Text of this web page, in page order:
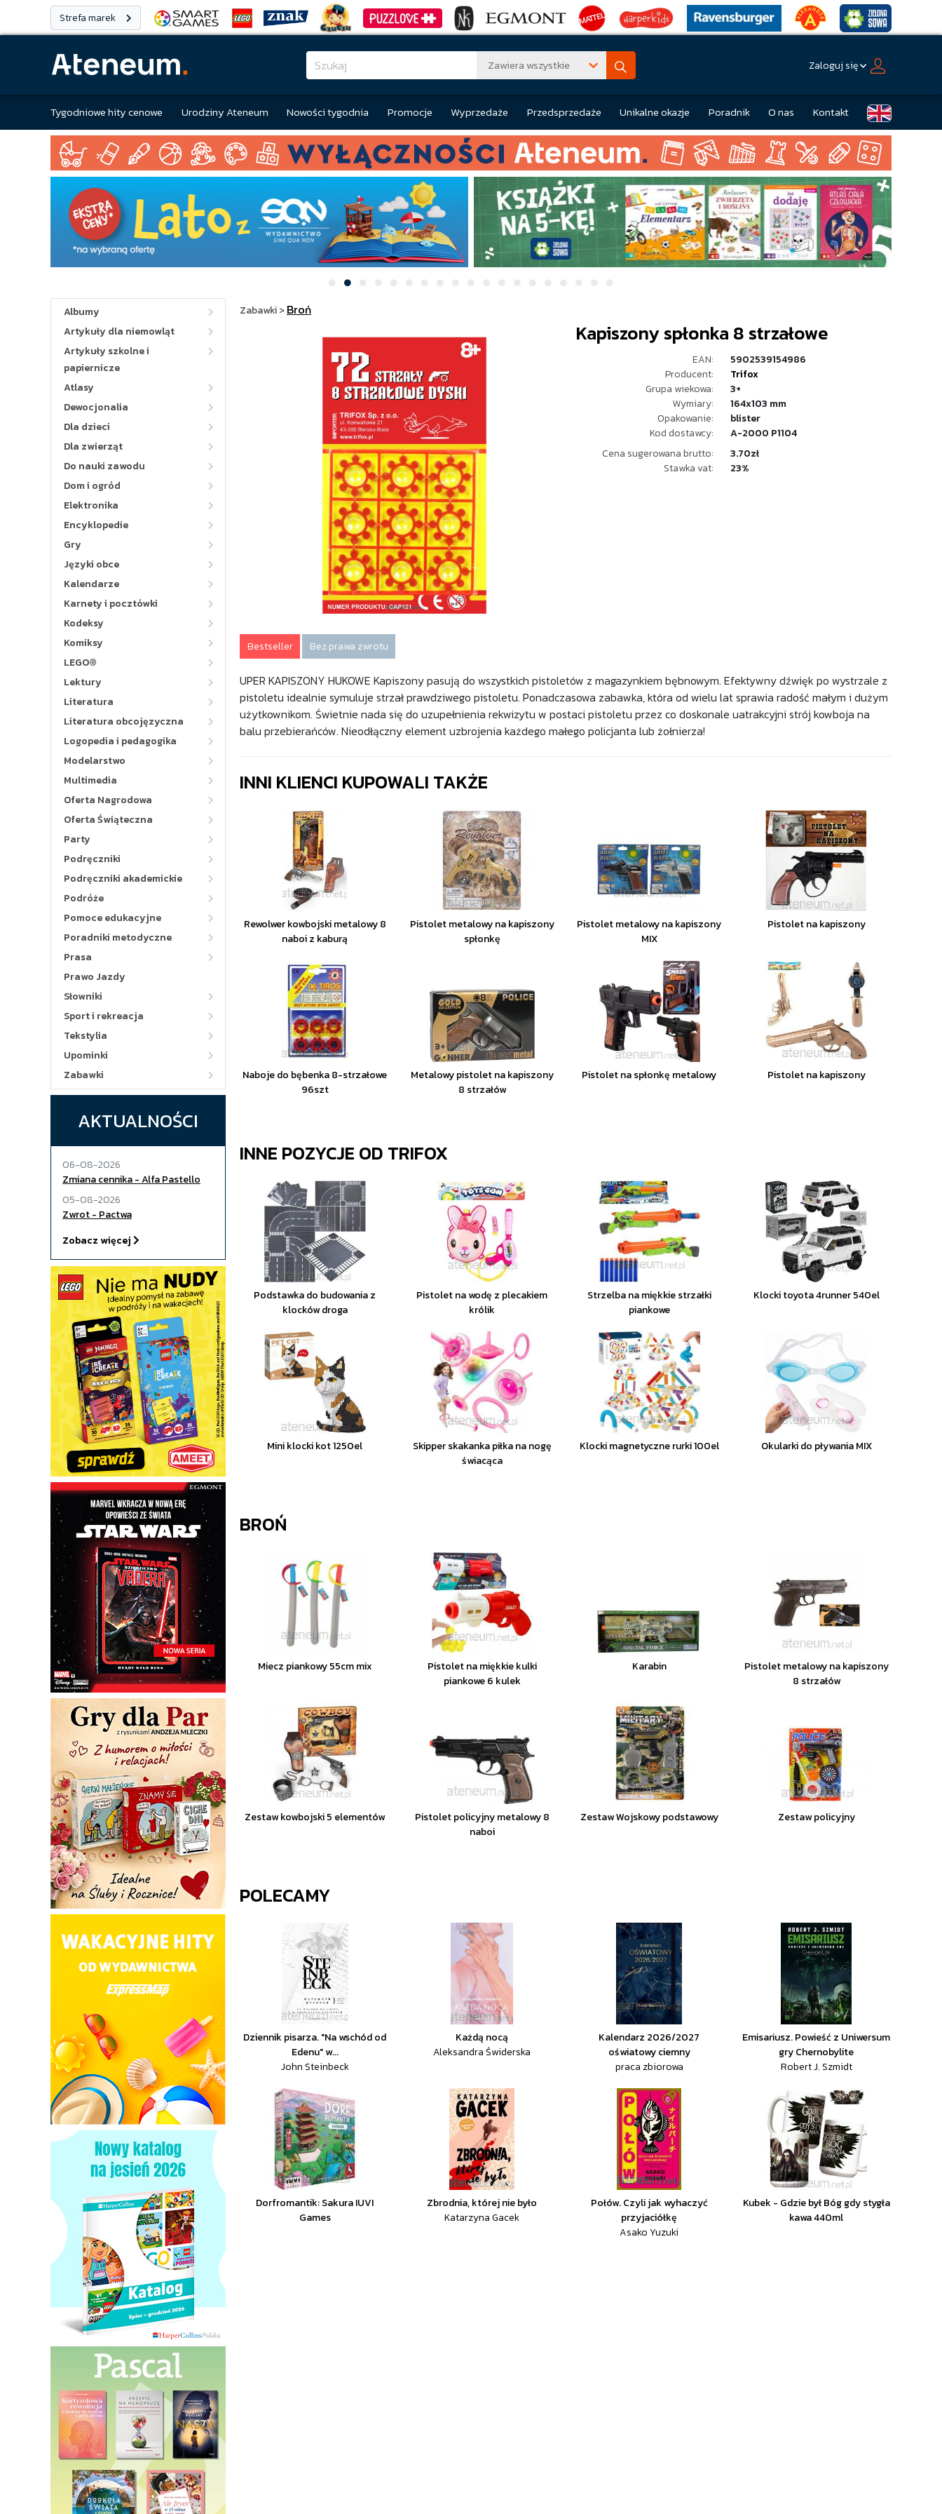
Strefa marek
Zawiera wszystkie Zaloguj się
Tygodniowe hity cenowe Urodziny Ateneum Nowości tygodnia Promocje Wyprzedaże Przedsprzedaże Unikalne okazje Poradnik O nas Kontakt
Albumy
Artykuły dla niemowląt
Artykuły szkolne i
papiernicze
Atlasy
Dewocjonalia
Dla dzieci
Dla zwierząt
Do nauki zawodu
Dom i ogród
Elektronika
Encyklopedie
Gry
Języki obce
Kalendarze
Karnety i pocztówki
Kodeksy
Komiksy
LEGO®
Lektury
Literatura
Literatura obcojęzyczna
Logopedia i pedagogika
Modelarstwo
Multimedia
Oferta Nagrodowa
Oferta Świąteczna
Party
Podręczniki
Podręczniki akademickie
Podróże
Pomoce edukacyjne
Poradniki metodyczne
Prasa
Prawo Jazdy
Słowniki
Sport i rekreacja
Tekstylia
Upominki
Zabawki
AKTUALNOŚCI
06-08-2026
Zmiana cennika - Alfa Pastello
05-08-2026
Zwrot - Pactwa
Zobacz więcej
Zabawki>Broń
Kapiszony spłonka 8 strzałowe
EAN:
5902539154986
Producent:
Trifox
Grupa wiekowa:
3+
Wymiary:
164x103 mm
Opakowanie:
blister
Kod dostawcy:
A-2000 P1104
Cena sugerowana brutto:
3.70zł
Stawka vat:
23%
Bestseller Bez prawa zwrotu
UPER KAPISZONY HUKOWE Kapiszony pasują do wszystkich pistoletów z magazynkiem bębnowym. Efektywny dźwięk po wystrzale z
pistoletu idealnie symuluje strzał prawdziwego pistoletu. Ponadczasowa zabawka, która od wielu lat sprawia radość małym i dużym
użytkownikom. Świetnie nada się do uzupełnienia rekwizytu w postaci pistoletu przez co doskonale uatrakcyjni strój kowboja na
balu przebierańców. Nieodłączny element uzbrojenia każdego małego policjanta lub żołnierza!
INNI KLIENCI KUPOWALI TAKŻE
Rewolwer kowbojski metalowy 8
naboi z kaburą
Pistolet metalowy na kapiszony
spłonkę
Pistolet metalowy na kapiszony
MIX
Pistolet na kapiszony
Naboje do bębenka 8-strzałowe
96szt
Metalowy pistolet na kapiszony
8 strzałów
Pistolet na spłonkę metalowy Pistolet na kapiszony
INNE POZYCJE OD TRIFOX
Podstawka do budowania z
klocków droga
Pistolet na wodę z plecakiem
królik
Strzelba na miękkie strzałki
piankowe
Klocki toyota 4runner 540el
Mini klocki kot 1250el
Skipper skakanka piłka na nogę
świacąca
Klocki magnetyczne rurki 100el Okularki do pływania MIX
BROŃ
Miecz piankowy 55cm mix
Pistolet na miękkie kulki
piankowe 6 kulek
Karabin
Pistolet metalowy na kapiszony
8 strzałów
Zestaw kowbojski 5 elementów
Pistolet policyjny metalowy 8
naboi
Zestaw Wojskowy podstawowy Zestaw policyjny
POLECAMY
Dziennik pisarza. "Na wschód od
Edenu" w...
John Steinbeck
Każdą nocą
Aleksandra Świderska
Kalendarz 2026/2027
oświatowy ciemny
praca zbiorowa
Emisariusz. Powieść z Uniwersum
gry Chernobylite
Robert J. Szmidt
Dorfromantik: Sakura IUVI
Games
Zbrodnia, której nie było
Katarzyna Gacek
Połów. Czyli jak wyhaczyć
przyjaciółkę
Asako Yuzuki
Kubek - Gdzie był Bóg gdy stygła
kawa 440ml